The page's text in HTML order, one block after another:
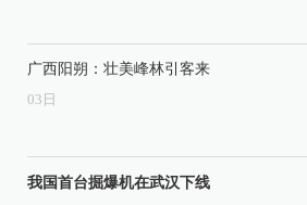
广西阳朔：壮美峰林引客来
03 日
我国首台掘爆机在武汉下线